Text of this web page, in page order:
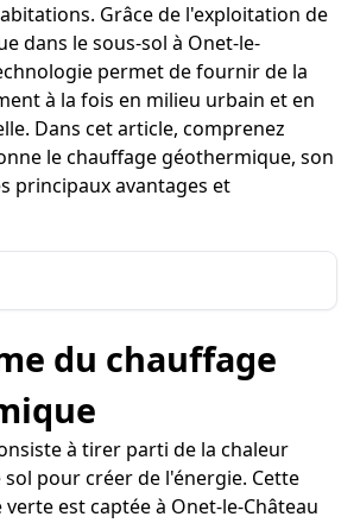
Grâce de l'exploitation de
dans le sous-sol à Onet-le-
permet de fournir de la
à la fois en milieu urbain et en
Dans cet article, comprenez
le chauffage géothermique, son
principaux avantages et
du chauffage
à tirer parti de la chaleur
pour créer de l'énergie. Cette
est captée à Onet-le-Château